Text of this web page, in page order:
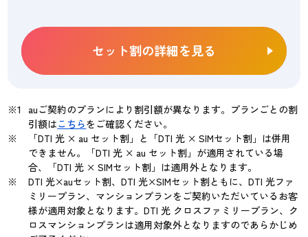
セット割の詳細を見る
auご契約のプランにより割引額が異なります。プランごとの割
引額はこちらをご確認ください。
「DTI 光 × au セット割」と「DTI 光 × SIMセット割」は併用
できません。「DTI 光 × au セット割」が適用されている場
合、「DTI 光 × SIMセット割」は適用外となります。
DTI 光×auセット割、DTI 光×SIMセット割ともに、DTI 光ファ
ミリープラン、マンションプランをご契約いただいているお客
様が適用対象となります。DTI 光 クロスファミリープラン、ク
ロスマンションプランは適用対象外となりますのであらかじめ